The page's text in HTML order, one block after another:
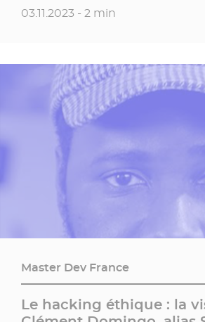
Date de publication
03.11.2023 - 2 min
Master Dev France
Le hacking éthique : la